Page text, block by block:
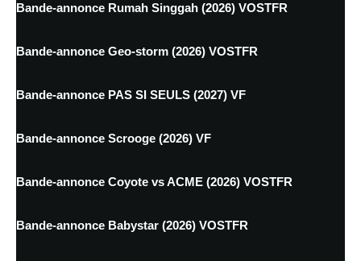
Bande-annonce Rumah Singgah (2026) VOSTFR
Bande-annonce Geo-storm (2026) VOSTFR
Bande-annonce PAS SI SEULS (2027) VF
Bande-annonce Scrooge (2026) VF
Bande-annonce Coyote vs ACME (2026) VOSTFR
Bande-annonce Babystar (2026) VOSTFR